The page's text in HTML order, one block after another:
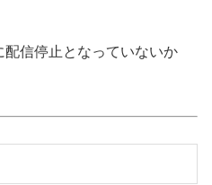
配信停止となっていないか